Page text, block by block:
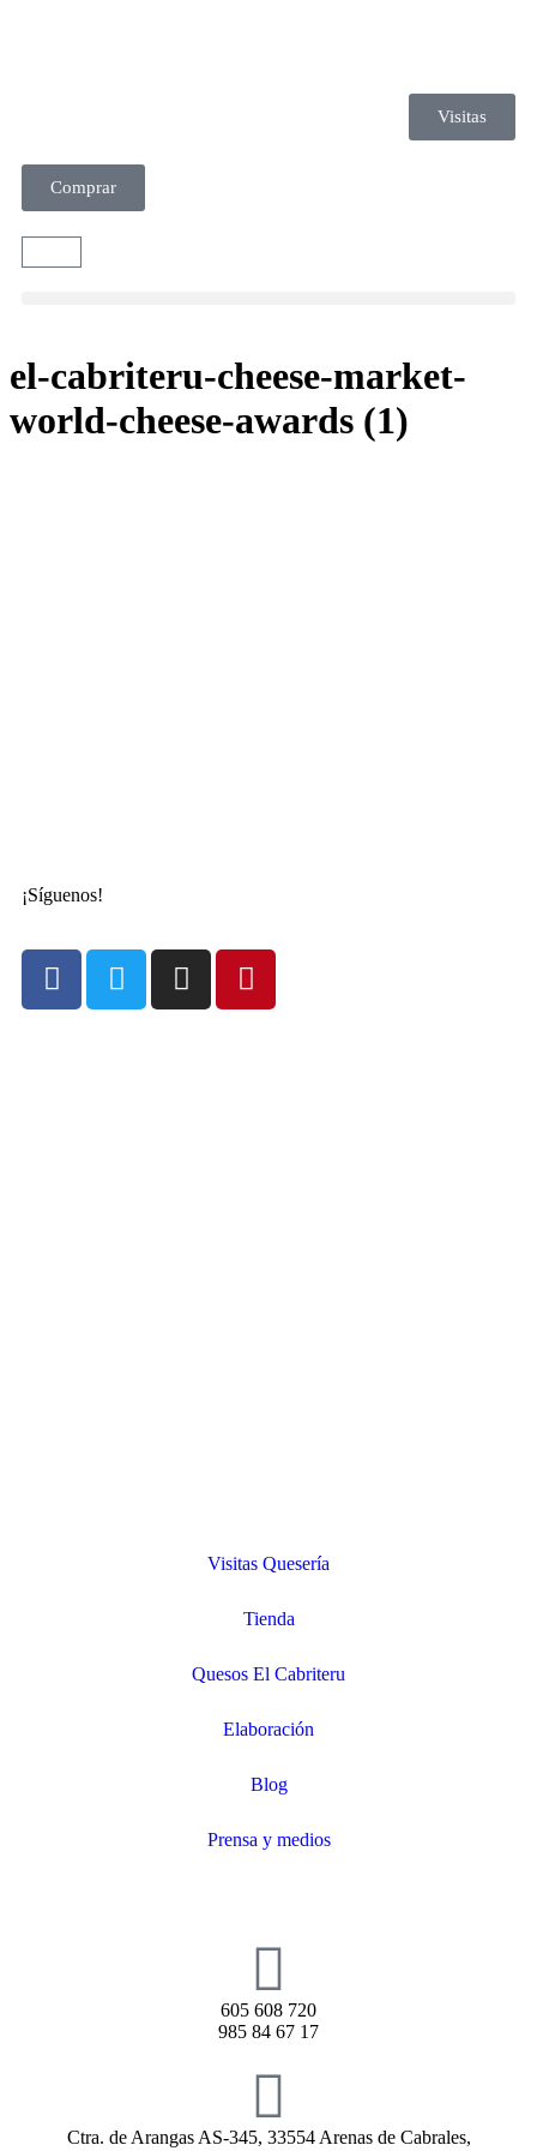
Visitas
Comprar
el-cabriteru-cheese-market-
world-cheese-awards (1)
¡Síguenos!
Visitas Quesería
Tienda
Quesos El Cabriteru
Elaboración
Blog
Prensa y medios
605 608 720
985 84 67 17
Ctra. de Arangas AS-345, 33554 Arenas de Cabrales,